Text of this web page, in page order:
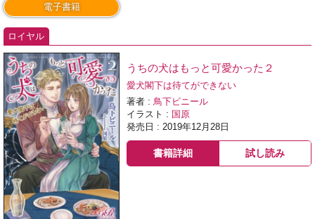
電子書籍
ロイヤル
うちの犬はもっと可愛かった２
愛犬閣下は待てができない
著者 :鳥下ビニール
イラスト : 国原
発売日 : 2019年12月28日
書籍詳細 試し読み